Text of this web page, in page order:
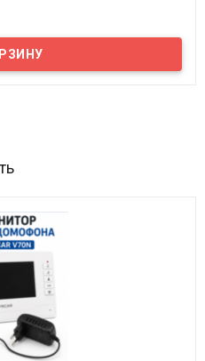
формата Micro SD, 10 класса
соответствует стандарту
скорость записи которого